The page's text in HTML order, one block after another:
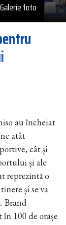
Galerie foto
au încheiat
atât
cât și
și ale
reprezintă o
și se va
Brand
100 de orașe